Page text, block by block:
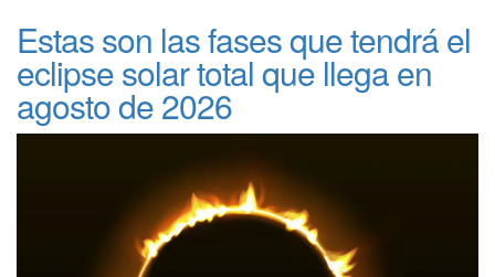
Estas son las fases que tendrá el
eclipse solar total que llega en
agosto de 2026